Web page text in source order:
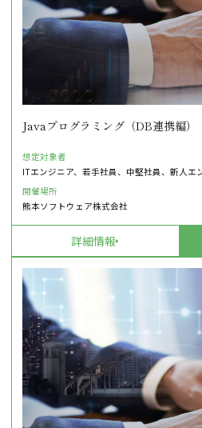
Javaプログラミング（DB連携編）
想定対象者
ITエンジニア、若手社員、中堅社員、新人エ
開催場所
熊本ソフトウェア株式会社
詳細情報